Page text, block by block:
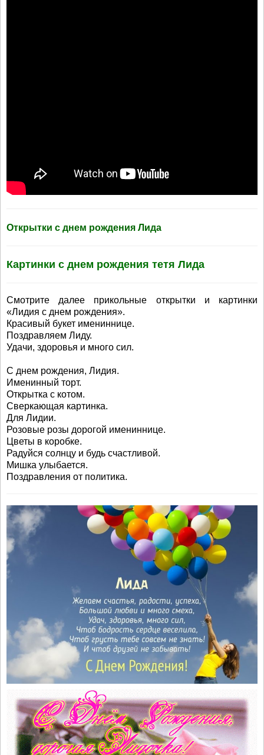
Открытки с днем рождения Лида
Картинки с днем рождения тетя Лида
Смотрите далее прикольные открытки и картинки
«Лидия с днем рождения».
Красивый букет имениннице.
Поздравляем Лиду.
Удачи, здоровья и много сил.
С днем рождения, Лидия.
Именинный торт.
Открытка с котом.
Сверкающая картинка.
Для Лидии.
Розовые розы дорогой имениннице.
Цветы в коробке.
Радуйся солнцу и будь счастливой.
Мишка улыбается.
Поздравления от политика.